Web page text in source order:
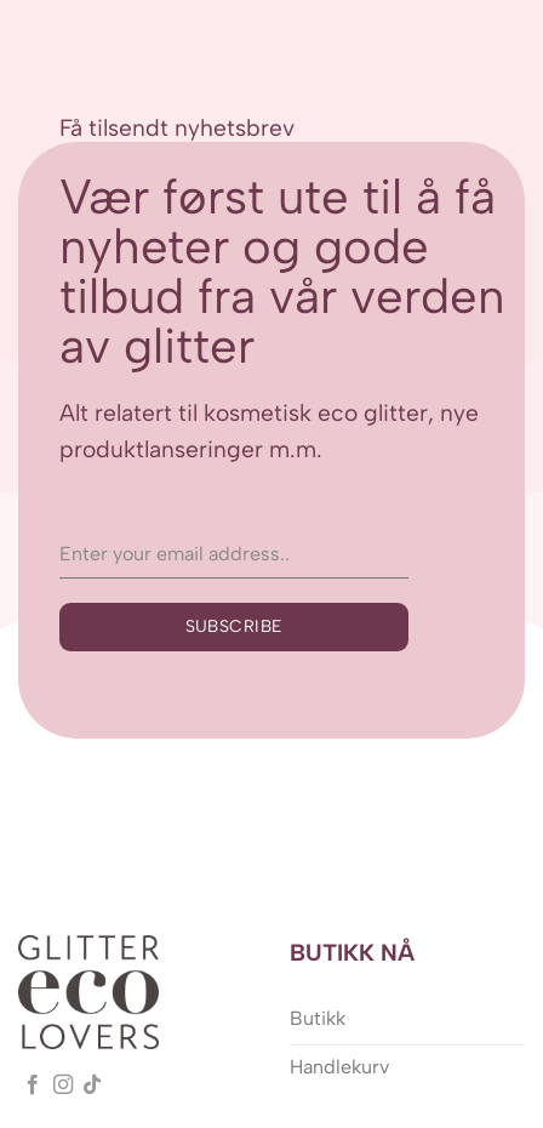
Få tilsendt nyhetsbrev
Vær først ute til å få
nyheter og gode
tilbud fra vår verden
av glitter
Alt relatert til kosmetisk eco glitter, nye
produktlanseringer m.m.
SUBSCRIBE
BUTIKK NÅ
Butikk
Handlekurv